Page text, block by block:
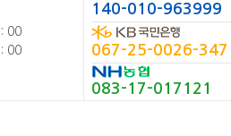
00
00
140-010-963999
067-25-0026-347
083-17-017121